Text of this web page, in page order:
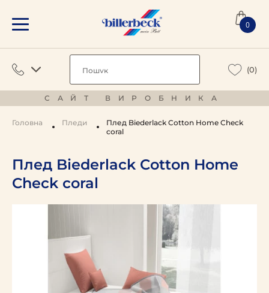
0
(0)
САЙТ ВИРОБНИКА
Головна Пледи
Плед Biederlack Cotton Home Check
coral
Плед Biederlack Cotton Home
Check coral